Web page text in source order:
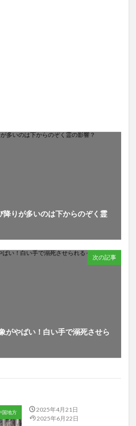
降りが多いのは下からのぞく霊
次の記事
がやばい！白い手で溺死させら
国地方
2025年4月21日
2025年6月22日